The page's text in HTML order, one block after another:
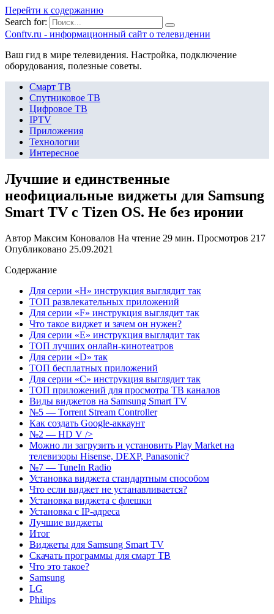
Перейти к содержанию
Search for:
Сonftv.ru - информационный сайт о телевидении
Ваш гид в мире телевидения. Настройка, подключение
оборудования, полезные советы.
Смарт ТВ
Спутниковое ТВ
Цифровое ТВ
IPTV
Приложения
Технологии
Интересное
Лучшие и единственные
неофициальные виджеты для Samsung
Smart TV c Tizen OS. Не без иронии
Автор Максим Коновалов На чтение 29 мин. Просмотров 217
Опубликовано 25.09.2021
Содержание
Для серии «H» инструкция выглядит так
ТОП развлекательных приложений
Для серии «F» инструкция выглядит так
Что такое виджет и зачем он нужен?
Для серии «E» инструкция выглядит так
ТОП лучших онлайн-кинотеатров
Для серии «D» так
ТОП бесплатных приложений
Для серии «С» инструкция выглядит так
ТОП приложений для просмотра ТВ каналов
Виды виджетов на Samsung Smart TV
№5 — Torrent Stream Controller
Как создать Google-аккаунт
№2 — HD V />
Можно ли загрузить и установить Play Market на
телевизоры Hisense, DEXP, Panasonic?
№7 — TuneIn Radio
Установка виджета стандартным способом
Что если виджет не устанавливается?
Установка виджета с флешки
Установка с IP-адреса
Лучшие виджеты
Итог
Виджеты для Samsung Smart TV
Скачать программы для смарт ТВ
Что это такое?
Samsung
LG
Philips